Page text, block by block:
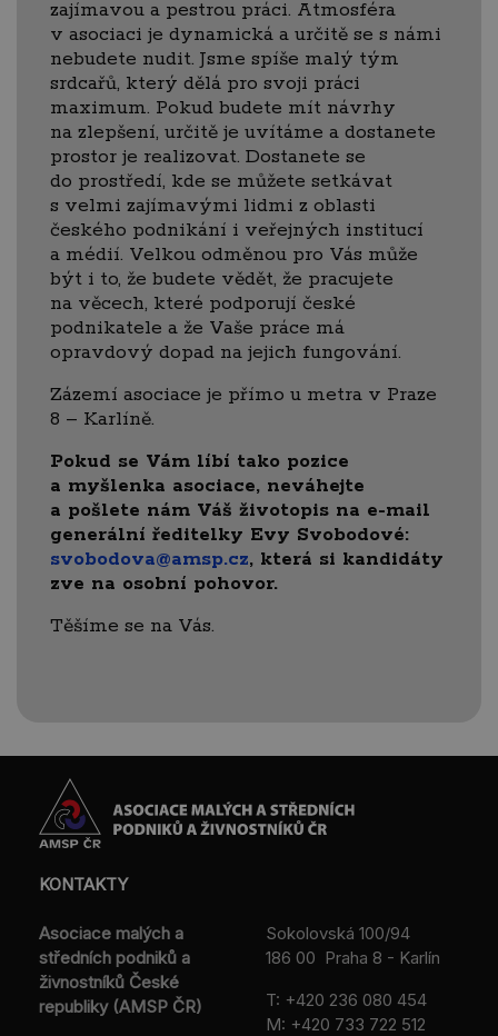
zajímavou a pestrou práci. Atmosféra
v asociaci je dynamická a určitě se s námi
nebudete nudit. Jsme spíše malý tým
srdcařů, který dělá pro svoji práci
maximum. Pokud budete mít návrhy
na zlepšení, určitě je uvítáme a dostanete
prostor je realizovat. Dostanete se
do prostředí, kde se můžete setkávat
s velmi zajímavými lidmi z oblasti
českého podnikání i veřejných institucí
a médií. Velkou odměnou pro Vás může
být i to, že budete vědět, že pracujete
na věcech, které podporují české
podnikatele a že Vaše práce má
opravdový dopad na jejich fungování.
Zázemí asociace je přímo u metra v Praze
8 – Karlíně.
Pokud se Vám líbí tako pozice
a myšlenka asociace, neváhejte
a pošlete nám Váš životopis na e-mail
generální ředitelky Evy Svobodové:
svobodova@amsp.cz, která si kandidáty
zve na osobní pohovor.
Těšíme se na Vás.
KONTAKTY
Asociace malých a
středních podniků a
živnostníků České
republiky (AMSP ČR)
Sokolovská 100/94
186 00 Praha 8 - Karlín
T: +420 236 080 454
M: +420 733 722 512